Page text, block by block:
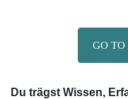
GO
Du trägst Wissen,